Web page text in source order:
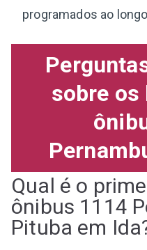
programados ao
sobre os
Qual é o
ônibus 1114
Pituba em